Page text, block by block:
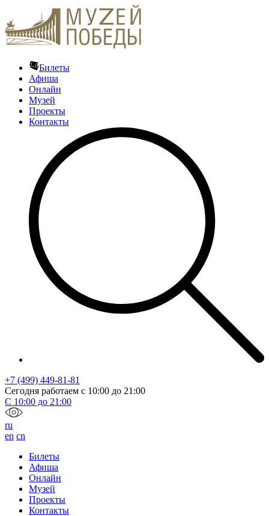
Билеты
Афиша
Онлайн
Музей
Проекты
Контакты
+7 (499) 449-81-81
Сегодня работаем с 10:00 до 21:00
С 10:00 до 21:00
ru
en cn
Билеты
Афиша
Онлайн
Музей
Проекты
Контакты